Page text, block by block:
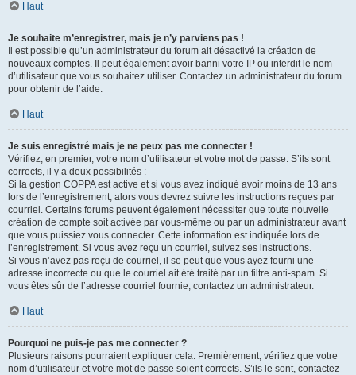
Haut
Je souhaite m’enregistrer, mais je n’y parviens pas !
Il est possible qu’un administrateur du forum ait désactivé la création de
nouveaux comptes. Il peut également avoir banni votre IP ou interdit le nom
d’utilisateur que vous souhaitez utiliser. Contactez un administrateur du forum
pour obtenir de l’aide.
Haut
Je suis enregistré mais je ne peux pas me connecter !
Vérifiez, en premier, votre nom d’utilisateur et votre mot de passe. S’ils sont
corrects, il y a deux possibilités :
Si la gestion COPPA est active et si vous avez indiqué avoir moins de 13 ans
lors de l’enregistrement, alors vous devrez suivre les instructions reçues par
courriel. Certains forums peuvent également nécessiter que toute nouvelle
création de compte soit activée par vous-même ou par un administrateur avant
que vous puissiez vous connecter. Cette information est indiquée lors de
l’enregistrement. Si vous avez reçu un courriel, suivez ses instructions.
Si vous n’avez pas reçu de courriel, il se peut que vous ayez fourni une
adresse incorrecte ou que le courriel ait été traité par un filtre anti-spam. Si
vous êtes sûr de l’adresse courriel fournie, contactez un administrateur.
Haut
Pourquoi ne puis-je pas me connecter ?
Plusieurs raisons pourraient expliquer cela. Premièrement, vérifiez que votre
nom d’utilisateur et votre mot de passe soient corrects. S’ils le sont, contactez